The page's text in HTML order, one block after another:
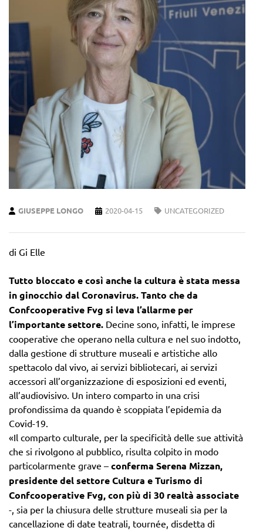
GIUSEPPE LONGO 2020-04-15 UNCATEGORIZED
di Gi Elle
Tutto bloccato e così anche la cultura è stata messa
in ginocchio dal Coronavirus. Tanto che da
Confcooperative Fvg si leva l’allarme per
l’importante settore. Decine sono, infatti, le imprese
cooperative che operano nella cultura e nel suo indotto,
dalla gestione di strutture museali e artistiche allo
spettacolo dal vivo, ai servizi bibliotecari, ai servizi
accessori all’organizzazione di esposizioni ed eventi,
all’audiovisivo. Un intero comparto in una crisi
profondissima da quando è scoppiata l’epidemia da
Covid-19.
«Il comparto culturale, per la specificità delle sue attività
che si rivolgono al pubblico, risulta colpito in modo
particolarmente grave – conferma Serena Mizzan,
presidente del settore Cultura e Turismo di
Confcooperative Fvg, con più di 30 realtà associate
-, sia per la chiusura delle strutture museali sia per la
cancellazione di date teatrali, tournée, disdetta di